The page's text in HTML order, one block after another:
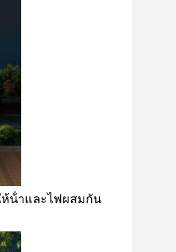
ห้น้ําและไฟผสมกัน